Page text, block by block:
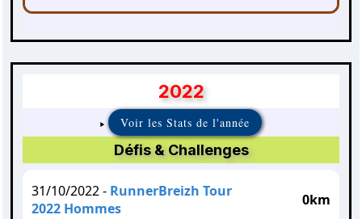
2022
Voir les Stats de l'année
Défis & Challenges
31/10/2022 - RunnerBreizh Tour
2022 Hommes
0km